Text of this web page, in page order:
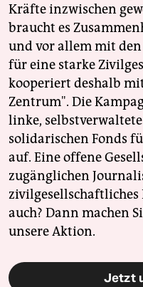
Kräfte inzwischen
braucht es
und vor allem mit den
für eine starke
kooperiert deshalb
Zentrum". Die
linke,
solidarischen Fonds
auf. Eine offene
zugänglichen
zivilgesellschaftliches
auch? Dann machen
unsere Aktion.
Jetzt